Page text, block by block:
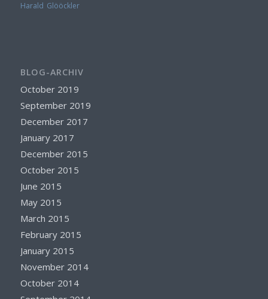
Harald Glööckler
BLOG-ARCHIV
October 2019
September 2019
December 2017
January 2017
December 2015
October 2015
June 2015
May 2015
March 2015
February 2015
January 2015
November 2014
October 2014